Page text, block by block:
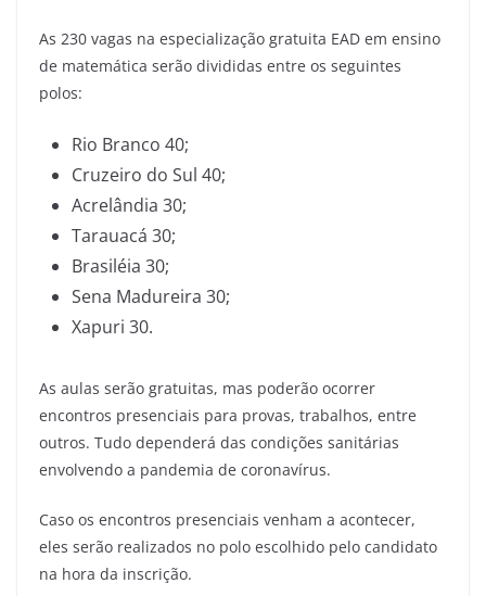
As 230 vagas na especialização gratuita EAD em ensino
de matemática serão divididas entre os seguintes
polos:
Rio Branco 40;
Cruzeiro do Sul 40;
Acrelândia 30;
Tarauacá 30;
Brasiléia 30;
Sena Madureira 30;
Xapuri 30.
As aulas serão gratuitas, mas poderão ocorrer
encontros presenciais para provas, trabalhos, entre
outros. Tudo dependerá das condições sanitárias
envolvendo a pandemia de coronavírus.
Caso os encontros presenciais venham a acontecer,
eles serão realizados no polo escolhido pelo candidato
na hora da inscrição.